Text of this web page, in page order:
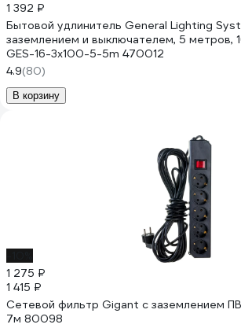
1 392 ₽
Бытовой удлинитель General Lighting
заземлением и выключателем, 5 метров,
GES-16-3x100-5-5m 470012
4.9(80)
В корзину
1 275 ₽
1 415 ₽
Сетевой фильтр Gigant с заземлением
7м 80098